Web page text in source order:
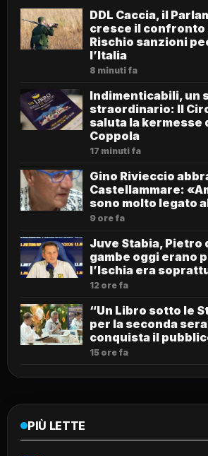
DDL Caccia, il
cresce il confronto
Rischio sanzioni
l’Italia
8 minuti fa
Indimenticabili, un
straordinario: Il
saluta la kermesse
Coppola
17 minuti fa
Gino Rivieccio
Castellammare:
sono molto legato
9 ore fa
Juve Stabia, Pietro
gambe oggi erano
l’Ischia era
12 ore fa
“Un Libro sotto le
per la seconda
conquista il
15 ore fa
PIÙ LETTE